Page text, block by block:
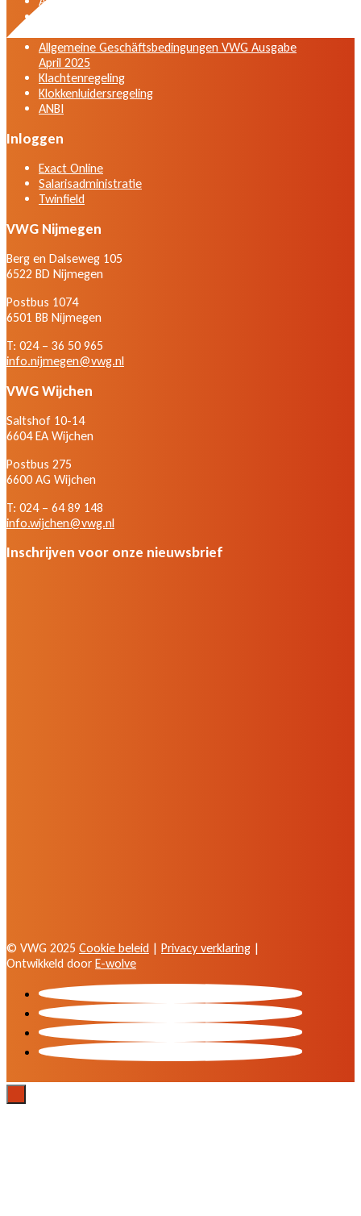
Allgemeine Geschäftsbedingungen VWG Ausgabe
April 2025
Klachtenregeling
Klokkenluidersregeling
ANBI
Inloggen
Exact Online
Salarisadministratie
Twinfield
VWG Nijmegen
Berg en Dalseweg 105
6522 BD Nijmegen
Postbus 1074
6501 BB Nijmegen
T: 024 – 36 50 965
info.nijmegen@vwg.nl
VWG Wijchen
Saltshof 10-14
6604 EA Wijchen
Postbus 275
6600 AG Wijchen
T: 024 – 64 89 148
info.wijchen@vwg.nl
Inschrijven voor onze nieuwsbrief
© VWG 2025 Cookie beleid | Privacy verklaring |
Ontwikkeld door E-wolve